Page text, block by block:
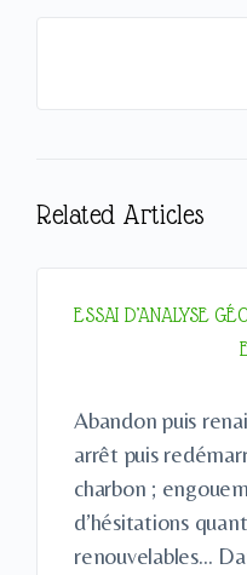
Related Articles
ESSAI D’ANALYSE
Abandon puis
arrêt puis
charbon ;
d’hésitations
renouvelables…